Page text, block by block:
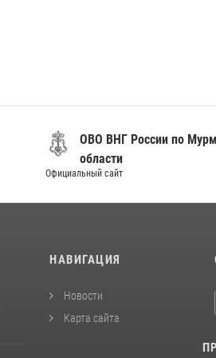
ОВО ВНГ России по
области
Официальный сайт
НАВИГАЦИЯ
Новости
Карта сайта